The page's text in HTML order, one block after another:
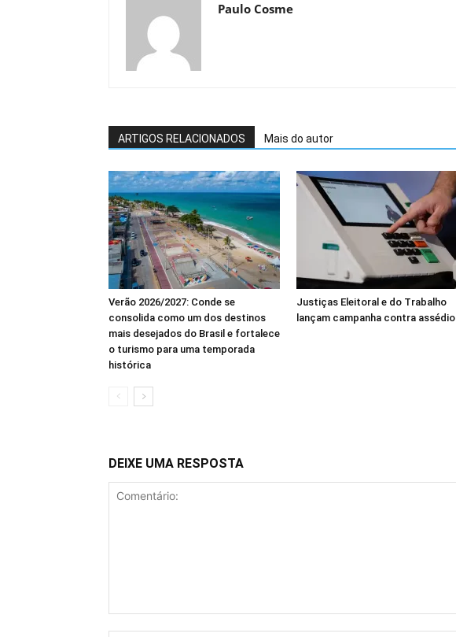
Paulo Cosme
ARTIGOS RELACIONADOS Mais do autor
Verão 2026/2027: Conde se
consolida como um dos destinos
mais desejados do Brasil e fortalece
o turismo para uma temporada
histórica
Justiças Eleitoral e do Trabalho
lançam campanha contra assédio
DEIXE UMA RESPOSTA